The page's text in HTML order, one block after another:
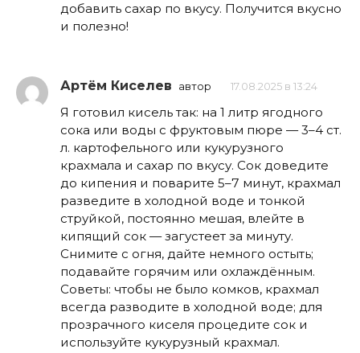
добавить сахар по вкусу. Получится вкусно
и полезно!
Артём Киселев автор 17.08.2025 в 13:24
Я готовил кисель так: на 1 литр ягодного
сока или воды с фруктовым пюре — 3–4 ст.
л. картофельного или кукурузного
крахмала и сахар по вкусу. Сок доведите
до кипения и поварите 5–7 минут, крахмал
разведите в холодной воде и тонкой
струйкой, постоянно мешая, влейте в
кипящий сок — загустеет за минуту.
Снимите с огня, дайте немного остыть;
подавайте горячим или охлаждённым.
Советы: чтобы не было комков, крахмал
всегда разводите в холодной воде; для
прозрачного киселя процедите сок и
используйте кукурузный крахмал.